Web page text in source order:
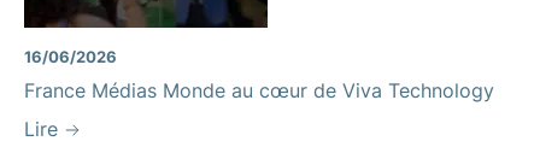
16/06/2026
France Médias Monde au cœur de Viva Technology
Lire